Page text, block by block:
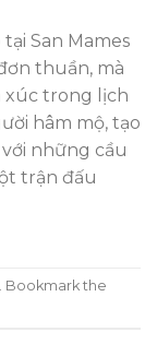
San Mames
thuần, mà
xúc trong lịch
hâm mộ, tạo
những cầu
trận đấu
. Bookmark the